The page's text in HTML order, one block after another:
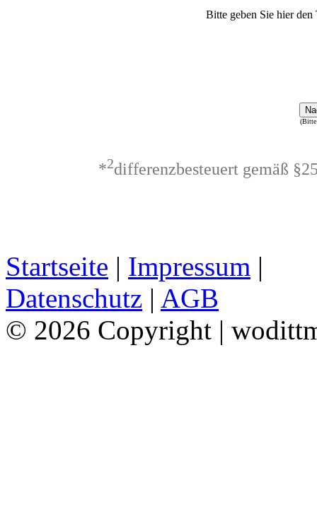
Bitte geben Sie hier
(Bitte
*2differenzbesteuert gemäß
Startseite | Impressum |
Datenschutz | AGB
© 2026 Copyright |